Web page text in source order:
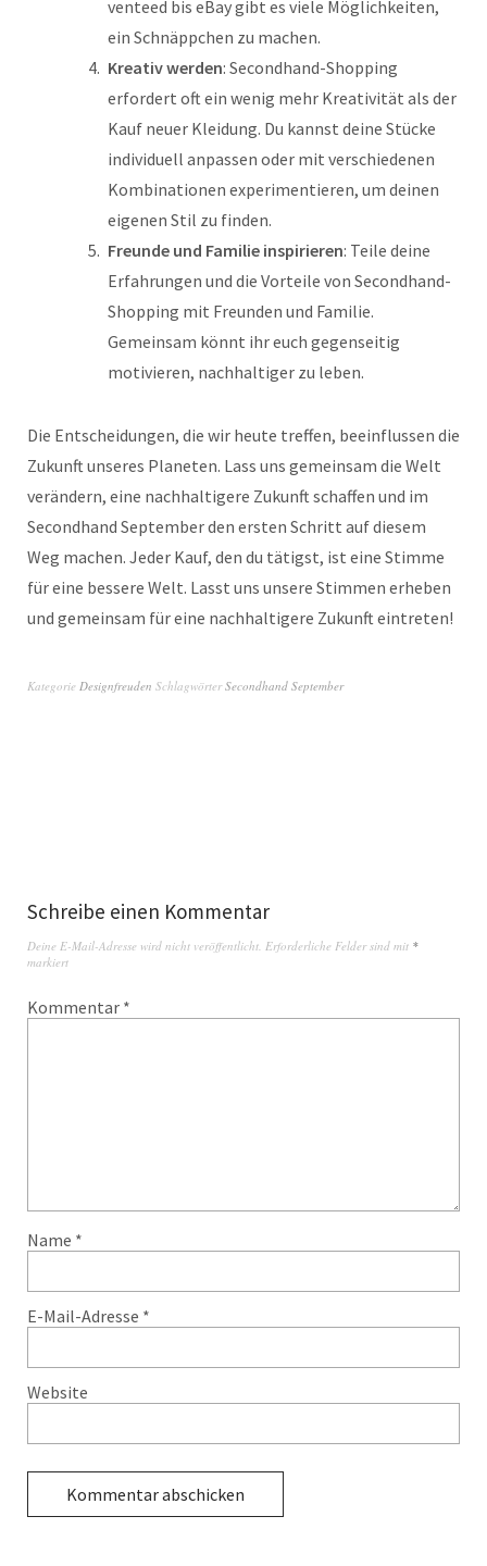
venteed bis eBay gibt es viele Möglichkeiten,
ein Schnäppchen zu machen.
Kreativ werden: Secondhand-Shopping
erfordert oft ein wenig mehr Kreativität als der
Kauf neuer Kleidung. Du kannst deine Stücke
individuell anpassen oder mit verschiedenen
Kombinationen experimentieren, um deinen
eigenen Stil zu finden.
Freunde und Familie inspirieren: Teile deine
Erfahrungen und die Vorteile von Secondhand-
Shopping mit Freunden und Familie.
Gemeinsam könnt ihr euch gegenseitig
motivieren, nachhaltiger zu leben.
Die Entscheidungen, die wir heute treffen, beeinflussen die
Zukunft unseres Planeten. Lass uns gemeinsam die Welt
verändern, eine nachhaltigere Zukunft schaffen und im
Secondhand September den ersten Schritt auf diesem
Weg machen. Jeder Kauf, den du tätigst, ist eine Stimme
für eine bessere Welt. Lasst uns unsere Stimmen erheben
und gemeinsam für eine nachhaltigere Zukunft eintreten!
Kategorie Designfreuden SchlagwörterSecondhand September
Schreibe einen Kommentar
Deine E-Mail-Adresse wird nicht veröffentlicht. Erforderliche Felder sind mit *
markiert
Kommentar *
Name *
E-Mail-Adresse *
Website